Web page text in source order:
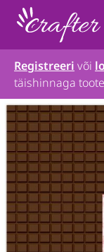
Registreeri või
täishinnaga